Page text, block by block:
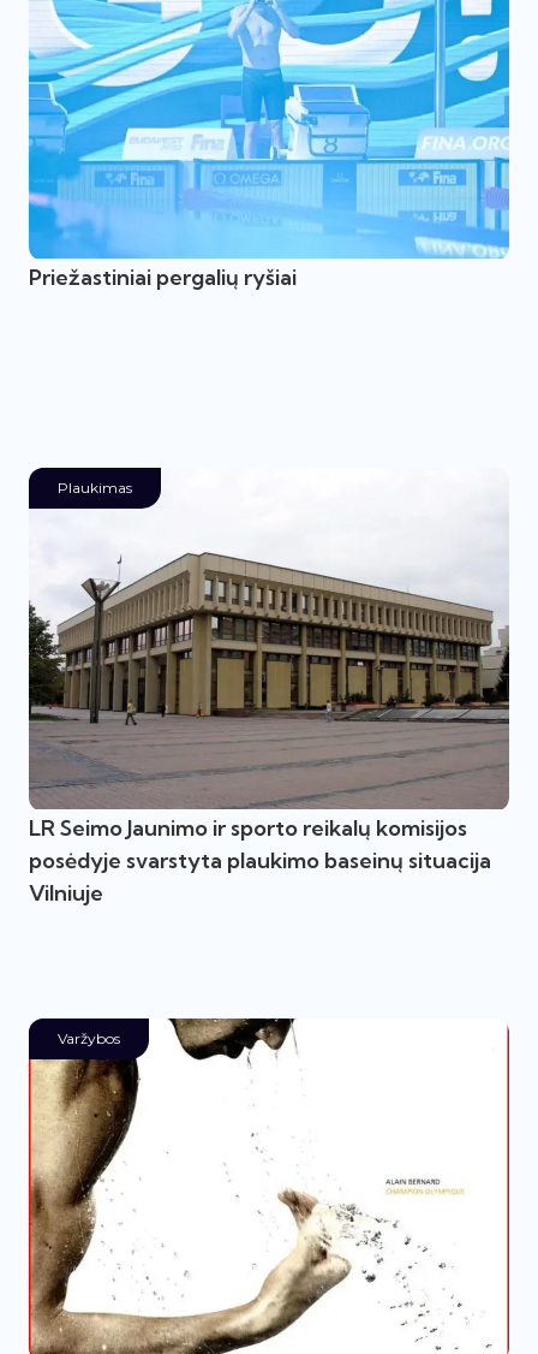
Priežastiniai pergalių ryšiai
Plaukimas
LR Seimo Jaunimo ir sporto reikalų komisijos
posėdyje svarstyta plaukimo baseinų situacija
Vilniuje
Varžybos